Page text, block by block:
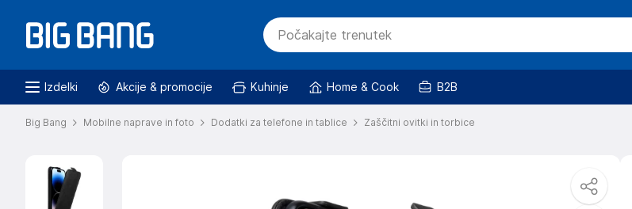
Izdelki Akcije & promocije Kuhinje Home & Cook B2B
Big Bang Mobilne naprave in foto Dodatki za telefone in tablice Zaščitni ovitki in torbice